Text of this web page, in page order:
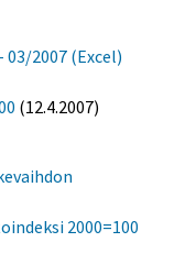
2007 (Excel)
(12.4.2007)
2000=100